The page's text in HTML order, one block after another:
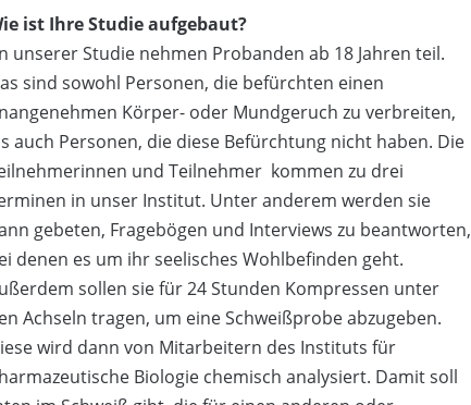
ist Ihre Studie aufgebaut?
unserer Studie nehmen Probanden ab 18 Jahren teil.
sind sowohl Personen, die befürchten einen
Körper- oder Mundgeruch zu verbreiten,
auch Personen, die diese Befürchtung nicht haben. Die
und Teilnehmer kommen zu drei
in unser Institut. Unter anderem werden sie
gebeten, Fragebögen und Interviews zu beantworten,
denen es um ihr seelisches Wohlbefinden geht.
sollen sie für 24 Stunden Kompressen unter
Achseln tragen, um eine Schweißprobe abzugeben.
wird dann von Mitarbeitern des Instituts für
Biologie chemisch analysiert. Damit soll